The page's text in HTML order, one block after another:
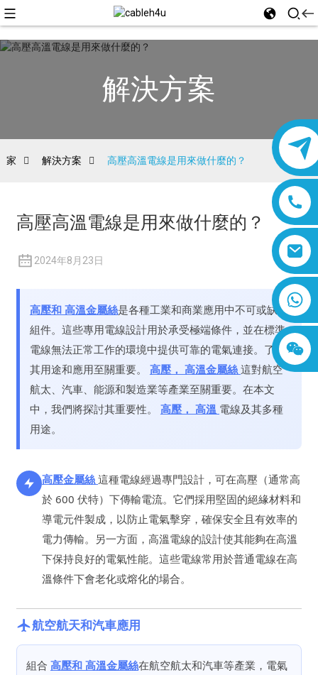
解決方案
家 解決方案 高壓高溫電線是用來做什麼的？
高壓高溫電線是用來做什麼的？
2024年8月23日
高壓和 高溫金屬絲是各種工業和商業應用中不可或缺的
組件。這些專用電線設計用於承受極端條件，並在標準
電線無法正常工作的環境中提供可靠的電氣連接。了解
其用途和應用至關重要。 高壓， 高溫金屬絲 這對航空
航太、汽車、能源和製造業等產業至關重要。在本文
中，我們將探討其重要性。 高壓， 高溫 電線及其多種
用途。
高壓金屬絲 這種電線經過專門設計，可在高壓（通常高
於 600 伏特）下傳輸電流。它們採用堅固的絕緣材料和
導電元件製成，以防止電氣擊穿，確保安全且有效率的
電力傳輸。另一方面，高溫電線的設計使其能夠在高溫
下保持良好的電氣性能。這些電線常用於普通電線在高
溫條件下會老化或熔化的場合。
航空航天和汽車應用
組合 高壓和 高溫金屬絲在航空航太和汽車等產業，電氣